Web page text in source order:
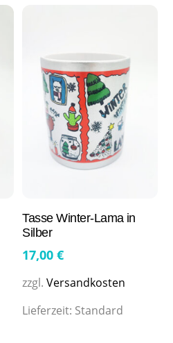
Tasse Winter-Lama in
Silber
17,00€
zzgl.Versandkosten
Lieferzeit: Standard